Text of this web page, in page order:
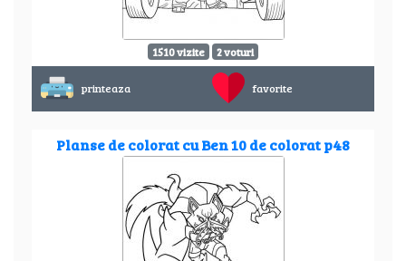
1510 vizite 2 voturi
printeaza favorite
Planse de colorat cu Ben 10 de colorat p48